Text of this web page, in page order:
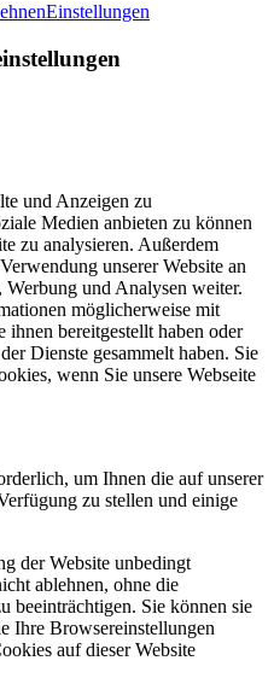
Einstellungen
und Anzeigen zu
Medien anbieten zu können
zu analysieren. Außerdem
unserer Website an
Werbung und Analysen weiter.
möglicherweise mit
ihnen bereitgestellt haben oder
Dienste gesammelt haben. Sie
wenn Sie unsere Webseite
um Ihnen die auf unserer
zu stellen und einige
der Website unbedingt
ablehnen, ohne die
beeinträchtigen. Sie können sie
Ihre Browsereinstellungen
auf dieser Website